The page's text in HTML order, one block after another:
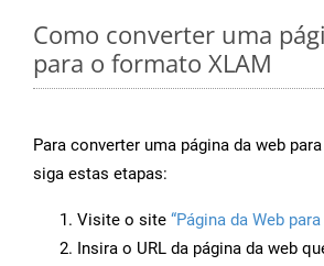
Como converter uma
para o formato XLAM
Para converter uma página da web
siga estas etapas:
Visite o site “Página da Web
Insira o URL da página da web